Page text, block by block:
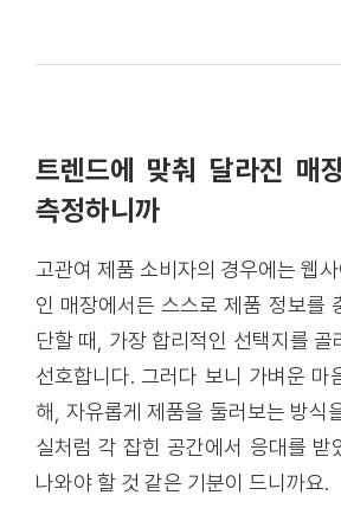
트렌드에 맞춰 달라진 매
측정하니까
고관여 제품 소비자의 경우에는 웹
인 매장에서든 스스로 제품 정보를
단할 때, 가장 합리적인 선택지를 골
선호합니다. 그러다 보니 가벼운 마
해, 자유롭게 제품을 둘러보는 방식
실처럼 각 잡힌 공간에서 응대를 받
나와야 할 것 같은 기분이 드니까요.